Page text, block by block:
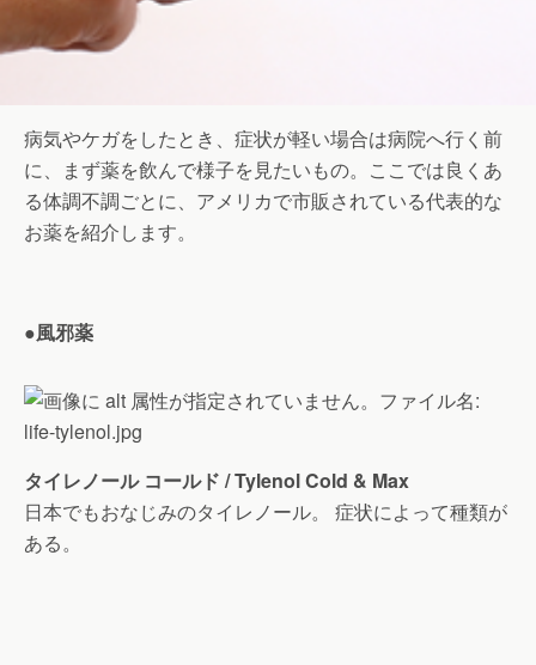
病気やケガをしたとき、症状が軽い場合は病院へ行く前
に、まず薬を飲んで様子を見たいもの。ここでは良くあ
る体調不調ごとに、アメリカで市販されている代表的な
お薬を紹介します。
●風邪薬
タイレノール コールド / Tylenol Cold & Max
日本でもおなじみのタイレノール。 症状によって種類が
ある。